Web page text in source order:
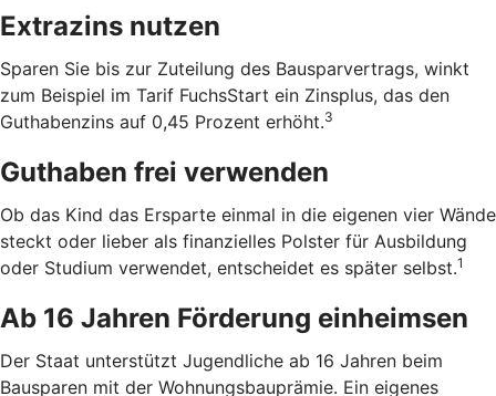
Extrazins nutzen
Sparen Sie bis zur Zuteilung des Bausparvertrags, winkt
zum Beispiel im Tarif FuchsStart ein Zinsplus, das den
Guthabenzins auf 0,45 Prozent erhöht.3
Guthaben frei verwenden
Ob das Kind das Ersparte einmal in die eigenen vier Wände
steckt oder lieber als finanzielles Polster für Ausbildung
oder Studium verwendet, entscheidet es später selbst.1
Ab 16 Jahren Förderung einheimsen
Der Staat unterstützt Jugendliche ab 16 Jahren beim
Bausparen mit der Wohnungsbauprämie. Ein eigenes